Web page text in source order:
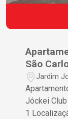
São
Jardim
Jóckei Club A Dormitórios: 2 Vagas de
1 Localização: São Carlos/SP Se precisar de